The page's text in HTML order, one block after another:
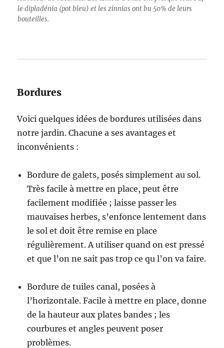
le dipladénia (pot bleu) et les zinnias ont bu 50% de leurs
bouteilles.
Bordures
Voici quelques idées de bordures utilisées dans
notre jardin. Chacune a ses avantages et
inconvénients :
Bordure de galets, posés simplement au sol.
Très facile à mettre en place, peut être
facilement modifiée ; laisse passer les
mauvaises herbes, s’enfonce lentement dans
le sol et doit être remise en place
régulièrement. A utiliser quand on est pressé
et que l’on ne sait pas trop ce qu l’on va faire.
Bordure de tuiles canal, posées à
l’horizontale. Facile à mettre en place, donne
de la hauteur aux plates bandes ; les
courbures et angles peuvent poser
problèmes.